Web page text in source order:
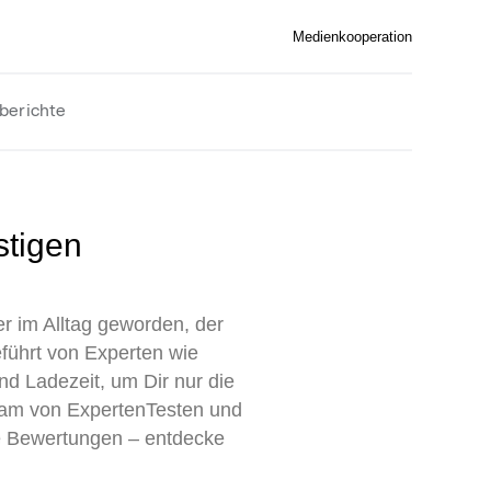
Medienkooperation
im Alltag geworden, der
von Experten wie
Ladezeit, um Dir nur die
von ExpertenTesten und
– entdecke